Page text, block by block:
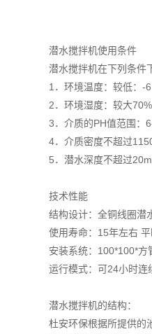
潜水搅拌机使用条件
潜水搅拌机在下列条件
1．环境温度：较低：-
2．环境湿度：较大70%
3．介质的PH值范围：6-
4．介质密度不超过
5．潜水深度不超过20m
技术性能
结构设计：全铜线圈潜
使用寿命：15年左右
安装系统：100*100*
运行模式：可24小时连
潜水搅拌机的结构：
杜安环保根据所提供的